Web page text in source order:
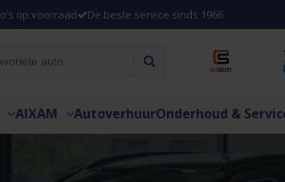
op voorraad De beste service sinds 1966
AIXAM AutoverhuurOnderhoud &